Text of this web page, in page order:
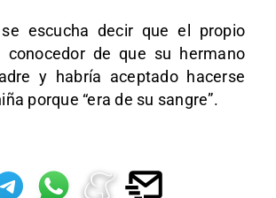
escucha decir que el propio
conocedor de que su hermano
y habría aceptado hacerse
porque “era de su sangre”.